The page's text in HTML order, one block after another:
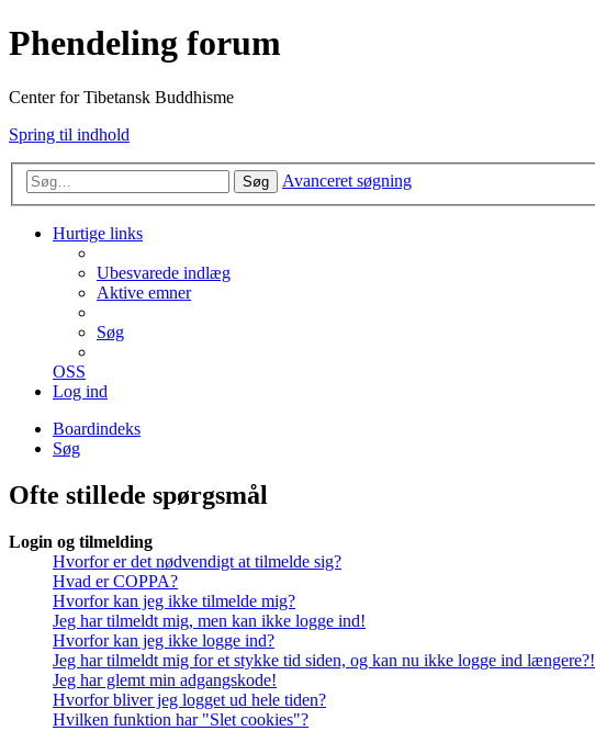
Phendeling forum
Center for Tibetansk Buddhisme
Spring til indhold
Søg Avanceret søgning
Hurtige links
Ubesvarede indlæg
Aktive emner
Søg
OSS
Log ind
Boardindeks
Søg
Ofte stillede spørgsmål
Login og tilmelding
Hvorfor er det nødvendigt at tilmelde sig?
Hvad er COPPA?
Hvorfor kan jeg ikke tilmelde mig?
Jeg har tilmeldt mig, men kan ikke logge ind!
Hvorfor kan jeg ikke logge ind?
Jeg har tilmeldt mig for et stykke tid siden, og kan nu ikke logge ind længere?!
Jeg har glemt min adgangskode!
Hvorfor bliver jeg logget ud hele tiden?
Hvilken funktion har "Slet cookies"?